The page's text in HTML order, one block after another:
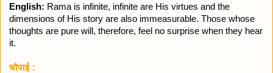
English: Rama is infinite, infinite are His virtues and the
dimensions of His story are also immeasurable. Those whose
thoughts are pure will, therefore, feel no surprise when they hear
it.
चौपाई :